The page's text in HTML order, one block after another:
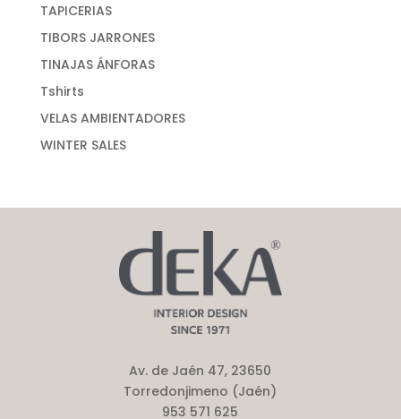
TAPICERIAS
TIBORS JARRONES
TINAJAS ÁNFORAS
Tshirts
VELAS AMBIENTADORES
WINTER SALES
Av. de Jaén 47, 23650
Torredonjimeno (Jaén)
953 571 625